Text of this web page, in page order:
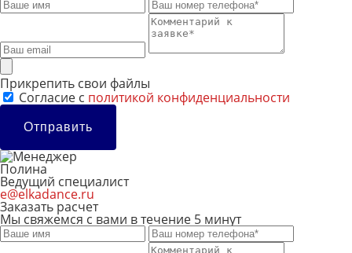
Прикрепить свои файлы
Cогласие с политикой конфиденциальности
Отправить
Полина
Ведущий специалист
e@elkadance.ru
Заказать расчет
Мы свяжемся с вами в течение 5 минут